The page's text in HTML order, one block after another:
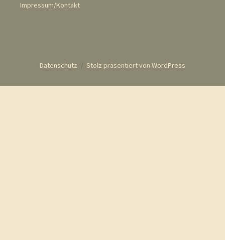
Impressum/Kontakt
Datenschutz Stolz präsentiert von WordPress